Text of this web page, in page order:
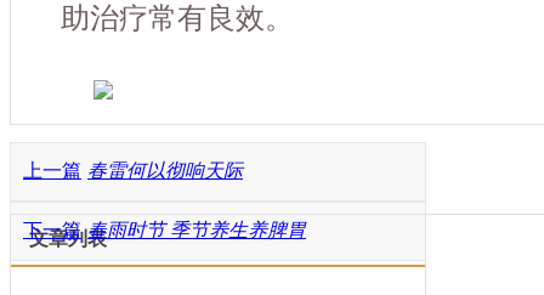
助治疗常有良效。
上一篇 春雷何以彻响天际
下一篇 春雨时节 季节养生养脾胃
文章列表